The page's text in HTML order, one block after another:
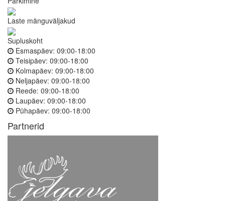
Laste mänguväljakud
Supluskoht
Esmaspäev: 09:00-18:00
Teisipäev: 09:00-18:00
Kolmapäev: 09:00-18:00
Neljapäev: 09:00-18:00
Reede: 09:00-18:00
Laupäev: 09:00-18:00
Pühapäev: 09:00-18:00
Partnerid